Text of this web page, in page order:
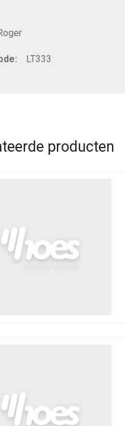
LT333
producten